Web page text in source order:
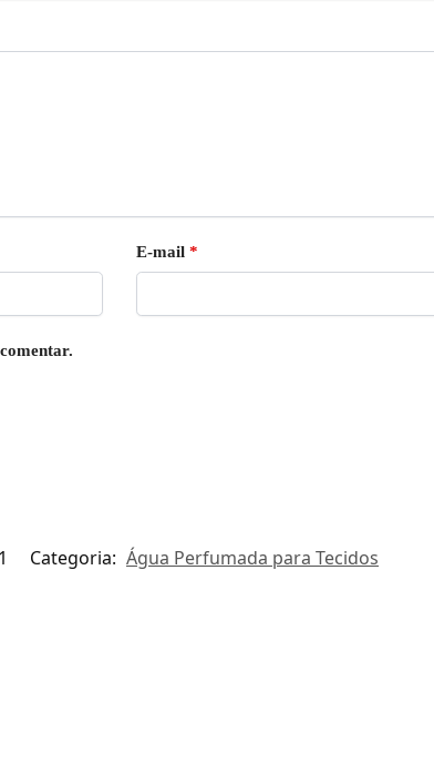
E-mail *
Categoria: Água Perfumada para Tecidos